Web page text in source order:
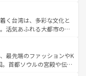
リカ
ほしい。
を迎えてくれるハワイの
ハワイアンミュージッ
べてがハワイの魅力を彩
い。
るウルル（エアーズロッ
やケアンズの熱帯雨林な
カフェやワイン、オージ
おり、サーフィンやダイ
ドア好きにはたまらな
を存分に味わいつくそ
く台湾は、多彩な文化と
活気あふれる大都市の台
湾東部など、都市の喧騒
訪れる人に新しい発見と
奥深い台湾の食文化も魅
最先端のファッションやK
首都ソウルの宮殿や伝統